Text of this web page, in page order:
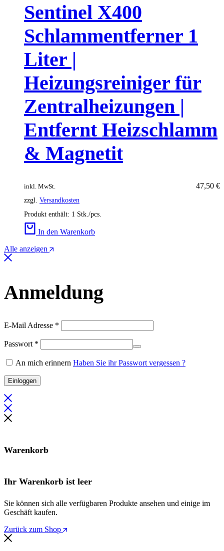
Sentinel X400
Schlammentferner 1
Liter |
Heizungsreiniger für
Zentralheizungen |
Entfernt Heizschlamm
& Magnetit
47,50 €
inkl. MwSt.
zzgl. Versandkosten
Produkt enthält: 1 Stk./pcs.
In den Warenkorb
Alle anzeigen
Anmeldung
E-Mail Adresse *
Passwort *
An mich erinnern Haben Sie ihr Passwort vergessen ?
Einloggen
Warenkorb
Ihr Warenkorb ist leer
Sie können sich alle verfügbaren Produkte ansehen und einige im
Geschäft kaufen.
Zurück zum Shop